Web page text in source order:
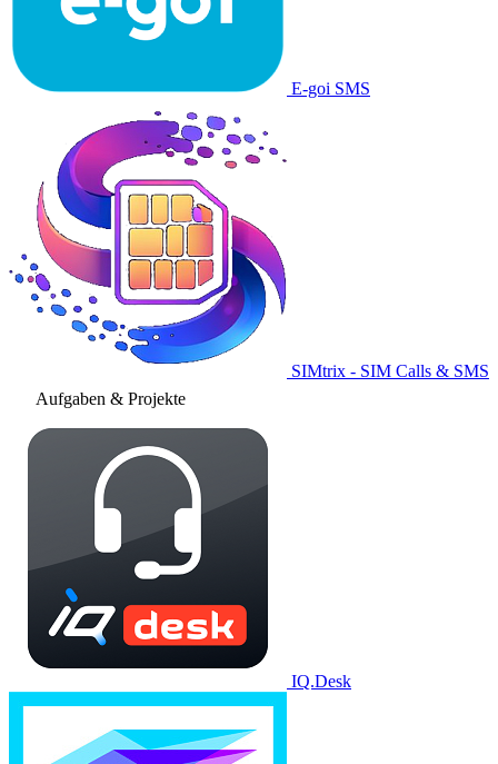
E-goi SMS
SIMtrix - SIM Calls & SMS
Aufgaben & Projekte
IQ.Desk